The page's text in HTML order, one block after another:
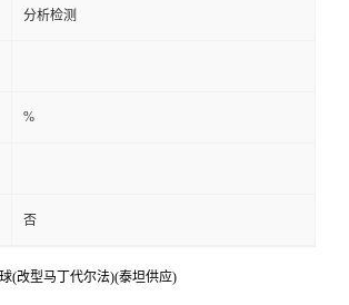
分析检测
%
否
(改型马丁代尔法)(泰坦供应)